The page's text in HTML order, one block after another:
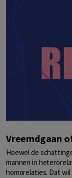
Vreemdgaan
Hoewel de
mannen in
homorelaties. Dat